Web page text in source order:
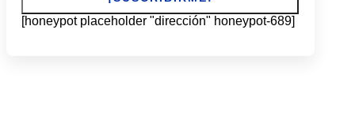
[honeypot placeholder "dirección" honeypot-689]